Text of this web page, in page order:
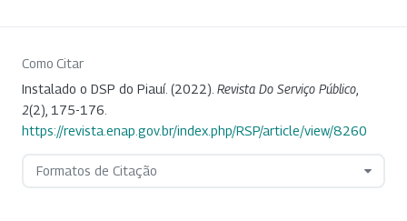
Como Citar
Instalado o DSP do Piauí. (2022). Revista Do Serviço Público
2(2), 175-176.
https://revista.enap.gov.br/index.php/RSP/article/view/8260
Formatos de Citação